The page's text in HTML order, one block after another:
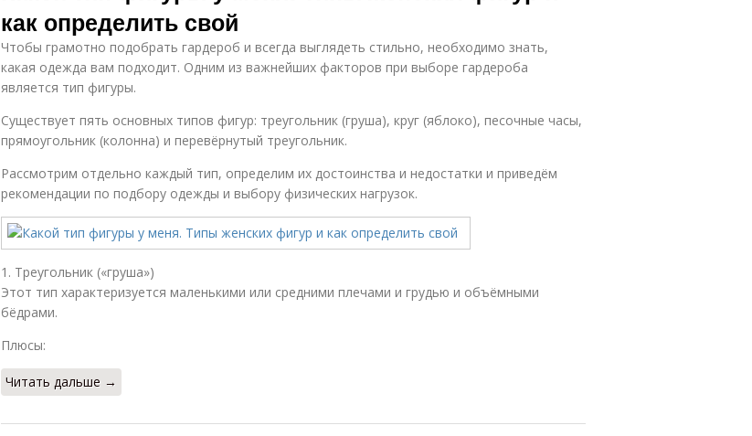
как определить свой
Чтобы грамотно подобрать гардероб и всегда выглядеть стильно, необходимо знать,
какая одежда вам подходит. Одним из важнейших факторов при выборе гардероба
является тип фигуры.
Существует пять основных типов фигур: треугольник (груша), круг (яблоко), песочные часы,
прямоугольник (колонна) и перевёрнутый треугольник.
Рассмотрим отдельно каждый тип, определим их достоинства и недостатки и приведём
рекомендации по подбору одежды и выбору физических нагрузок.
1. Треугольник («груша»)
Этот тип характеризуется маленькими или средними плечами и грудью и объёмными
бёдрами.
Плюсы:
Читать дальше →